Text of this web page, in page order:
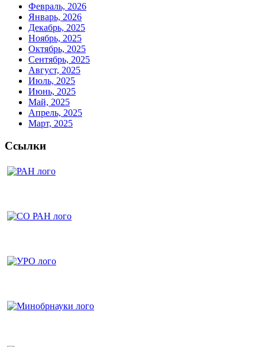
Февраль, 2026
Январь, 2026
Декабрь, 2025
Ноябрь, 2025
Октябрь, 2025
Сентябрь, 2025
Август, 2025
Июль, 2025
Июнь, 2025
Май, 2025
Апрель, 2025
Март, 2025
Ссылки